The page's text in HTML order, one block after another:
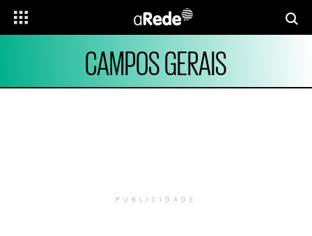
CAMPOS GERAIS
PUBLICIDADE